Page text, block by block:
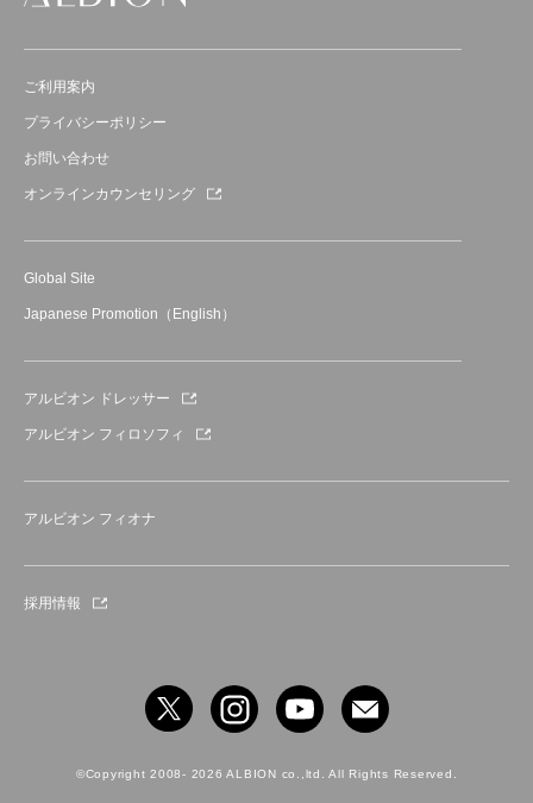
ご利用案内
プライバシーポリシー
お問い合わせ
オンラインカウンセリング
Global Site
Japanese Promotion（English）
アルビオン ドレッサー
アルビオン フィロソフィ
アルビオン フィオナ
採用情報
©Copyright 2008- 2026 ALBION co.,ltd. All Rights Reserved.